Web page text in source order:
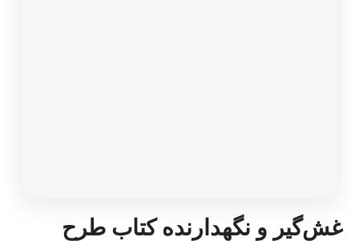
غش‌گیر و نگهدارنده کتاب طرح